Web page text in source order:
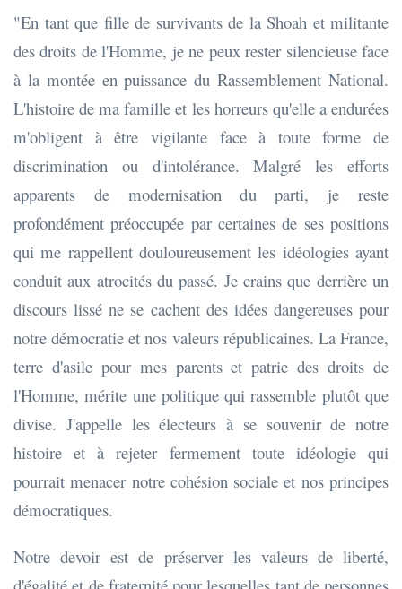
"En tant que fille de survivants de la Shoah et militante
des droits de l'Homme, je ne peux rester silencieuse face
à la montée en puissance du Rassemblement National.
L'histoire de ma famille et les horreurs qu'elle a endurées
m'obligent à être vigilante face à toute forme de
discrimination ou d'intolérance. Malgré les efforts
apparents de modernisation du parti, je reste
profondément préoccupée par certaines de ses positions
qui me rappellent douloureusement les idéologies ayant
conduit aux atrocités du passé. Je crains que derrière un
discours lissé ne se cachent des idées dangereuses pour
notre démocratie et nos valeurs républicaines. La France,
terre d'asile pour mes parents et patrie des droits de
l'Homme, mérite une politique qui rassemble plutôt que
divise. J'appelle les électeurs à se souvenir de notre
histoire et à rejeter fermement toute idéologie qui
pourrait menacer notre cohésion sociale et nos principes
démocratiques.
Notre devoir est de préserver les valeurs de liberté,